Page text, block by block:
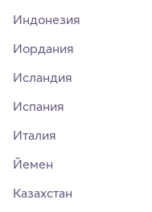
Индонезия
Иордания
Исландия
Испания
Италия
Йемен
Казахстан